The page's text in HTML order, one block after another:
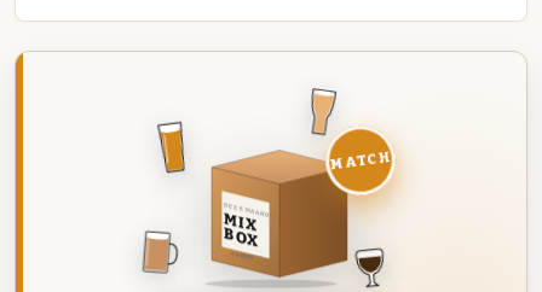
DEZE MAAND
MIX
BOX
8 BIEREN
MATCH